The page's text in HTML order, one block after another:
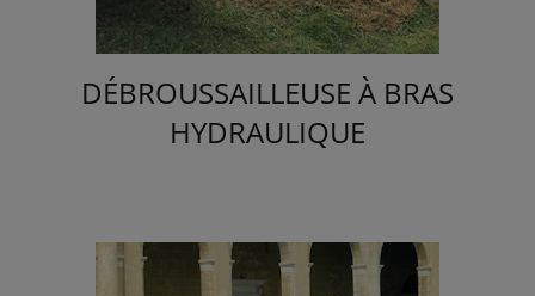
DÉBROUSSAILLEUSE À BRAS
HYDRAULIQUE